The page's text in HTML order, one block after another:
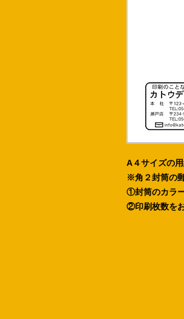
A４サイズの
※角２封筒の
①封筒のカラ
②印刷枚数を